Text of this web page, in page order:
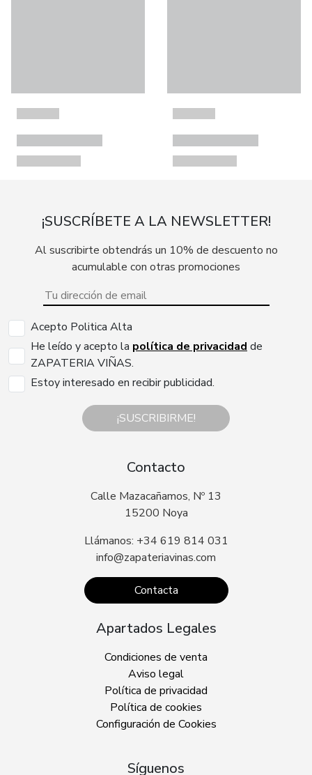
¡SUSCRÍBETE A LA NEWSLETTER!
Al suscribirte obtendrás un 10% de descuento no
acumulable con otras promociones
Acepto Politica Alta
He leído y acepto la política de privacidad de
ZAPATERIA VIÑAS.
Estoy interesado en recibir publicidad.
¡SUSCRIBIRME!
Contacto
Calle Mazacañamos, Nº 13
15200 Noya
Llámanos: +34 619 814 031
info@zapateriavinas.com
Contacta
Apartados Legales
Condiciones de venta
Aviso legal
Política de privacidad
Política de cookies
Configuración de Cookies
Síguenos